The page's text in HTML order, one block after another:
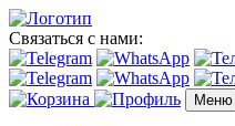
Связаться с нами:
Меню